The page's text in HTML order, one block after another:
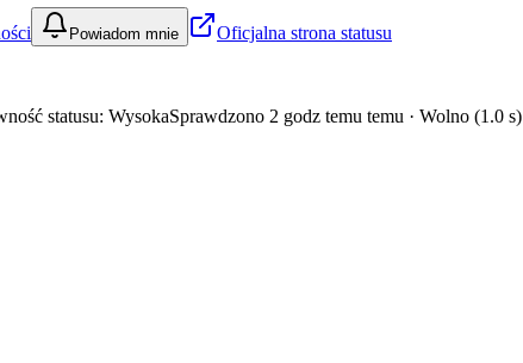
Powiadom mnie Oficjalna strona statusu
statusu: WysokaSprawdzono 2 godz temu temu · Wolno (1.0 s)